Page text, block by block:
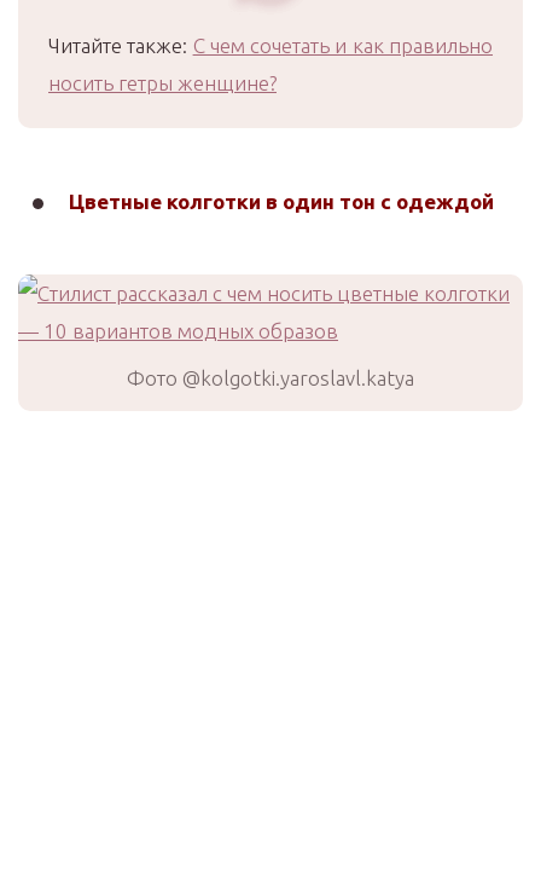
Читайте также: С чем сочетать и как правильно
носить гетры женщине?
Цветные колготки в один тон с одеждой
Фото @kolgotki.yaroslavl.katya